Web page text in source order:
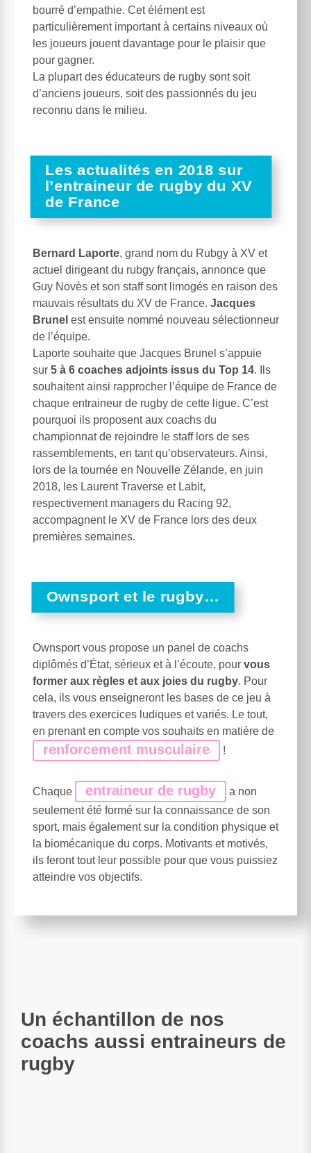
bourré d’empathie. Cet élément est
particulièrement important à certains niveaux où
les joueurs jouent davantage pour le plaisir que
pour gagner.
La plupart des éducateurs de rugby sont soit
d’anciens joueurs, soit des passionnés du jeu
reconnu dans le milieu.
Les actualités en 2018 sur
l’entraineur de rugby du XV
de France
Bernard Laporte, grand nom du Rubgy à XV et
actuel dirigeant du rubgy français, annonce que
Guy Novès et son staff sont limogés en raison des
mauvais résultats du XV de France. Jacques
Brunel est ensuite nommé nouveau sélectionneur
de l’équipe.
Laporte souhaite que Jacques Brunel s’appuie
sur 5 à 6 coaches adjoints issus du Top 14. Ils
souhaitent ainsi rapprocher l’équipe de France de
chaque entraineur de rugby de cette ligue. C’est
pourquoi ils proposent aux coachs du
championnat de rejoindre le staff lors de ses
rassemblements, en tant qu’observateurs. Ainsi,
lors de la tournée en Nouvelle Zélande, en juin
2018, les Laurent Traverse et Labit,
respectivement managers du Racing 92,
accompagnent le XV de France lors des deux
premières semaines.
Ownsport et le rugby…
Ownsport vous propose un panel de coachs
diplômés d’État, sérieux et à l’écoute, pour vous
former aux règles et aux joies du rugby. Pour
cela, ils vous enseigneront les bases de ce jeu à
travers des exercices ludiques et variés. Le tout,
en prenant en compte vos souhaits en matière de
renforcement musculaire !
Chaque entraineur de rugby
a non
seulement été formé sur la connaissance de son
sport, mais également sur la condition physique et
la biomécanique du corps. Motivants et motivés,
ils feront tout leur possible pour que vous puissiez
atteindre vos objectifs.
Un échantillon de nos
coachs aussi entraineurs de
rugby